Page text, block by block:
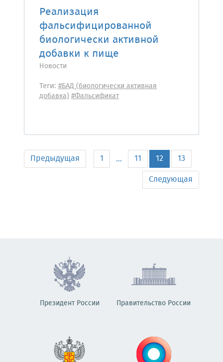
Реализация
фальсифицированной
биологически активной
добавки к пище
Новости
Теги: #БАД (биологически активная
добавка)#Фальсификат
Предыдущая 1 ... 11 12
13
Следующая
Президент России Правительство России